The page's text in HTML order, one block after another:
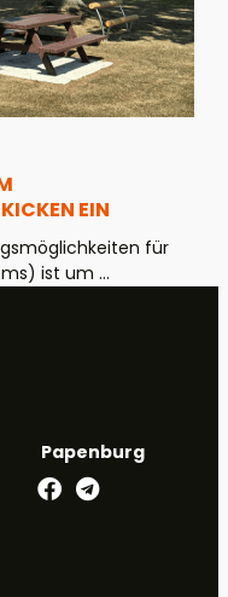
EIN
für
ist um ...
Papenburg